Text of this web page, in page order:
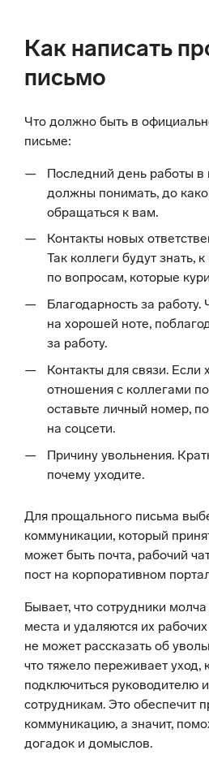
Как написать
письмо
Что должно быть в
письме:
Последний день работы в
должны понимать, до
обращаться к вам.
Контакты новых
Так коллеги будут знать,
по вопросам, которые
Благодарность за работу.
на хорошей ноте,
за работу.
Контакты для связи. Если
отношения с коллегами
оставьте личный номер,
на соцсети.
Причину увольнения.
почему уходите.
Для прощального письма
коммуникации, который
может быть почта, рабочий
пост на корпоративном
Бывает, что сотрудники
места и удаляются их
не может рассказать об
что тяжело переживает уход,
подключиться руководителю
сотрудникам. Это обеспечит
коммуникацию, а значит,
догадок и домыслов.